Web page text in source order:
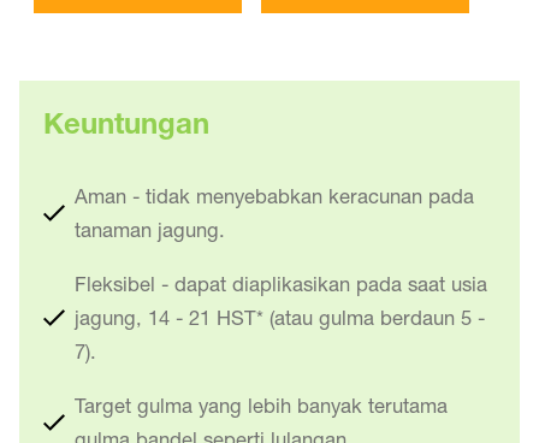
Keuntungan
Aman - tidak menyebabkan keracunan pada
tanaman jagung.
Fleksibel - dapat diaplikasikan pada saat usia
jagung, 14 - 21 HST* (atau gulma berdaun 5 -
7).
Target gulma yang lebih banyak terutama